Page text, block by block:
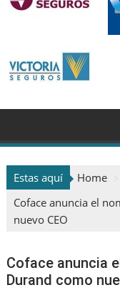
Estas aquí Home
Coface anuncia el
nuevo CEO
Coface anuncia
Durand como